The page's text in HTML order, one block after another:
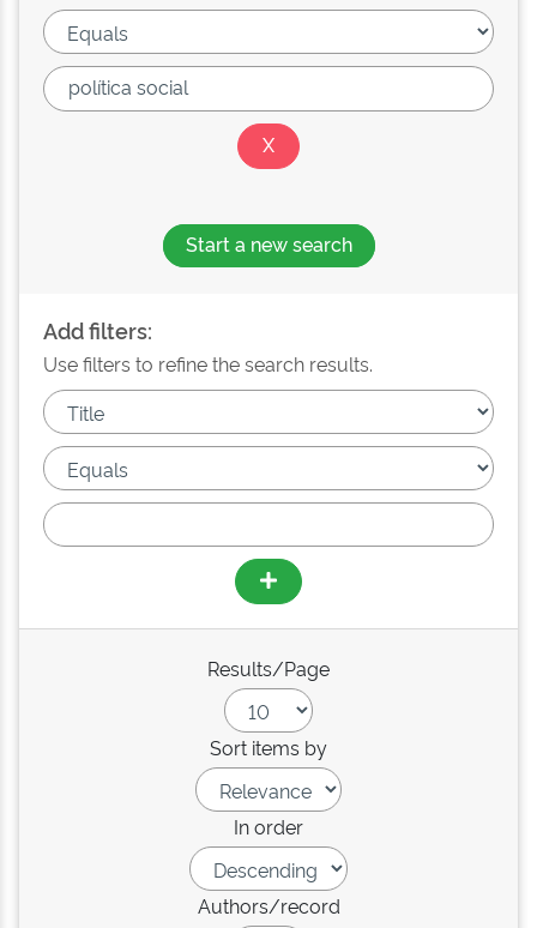
Start a new search
Add filters:
Use filters to refine the search results.
Results/Page
Sort items by
In order
Authors/record